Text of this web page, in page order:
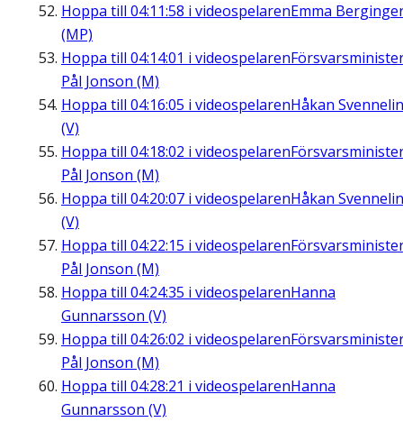
Hoppa till 04:11:58 i videospelarenEmma
(MP)
Hoppa till 04:14:01 i videospelaren
Pål Jonson (M)
Hoppa till 04:16:05 i videospelarenHåkan
(V)
Hoppa till 04:18:02 i videospelaren
Pål Jonson (M)
Hoppa till 04:20:07 i videospelarenHåkan
(V)
Hoppa till 04:22:15 i videospelaren
Pål Jonson (M)
Hoppa till 04:24:35 i videospelarenHanna
Gunnarsson (V)
Hoppa till 04:26:02 i videospelaren
Pål Jonson (M)
Hoppa till 04:28:21 i videospelarenHanna
Gunnarsson (V)